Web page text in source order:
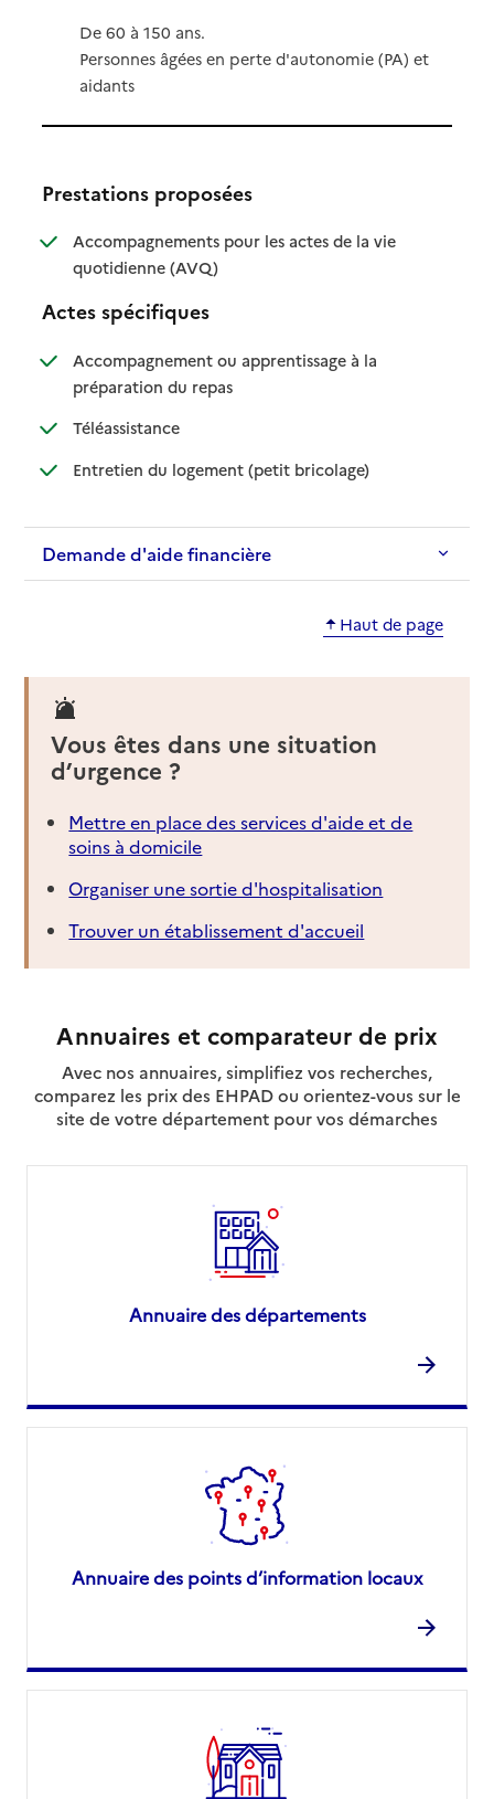
De 60 à 150 ans.
Personnes âgées en perte d'autonomie (PA) et
aidants
Prestations proposées
Accompagnements pour les actes de la vie
quotidienne (AVQ): disponible
: non disponible
Actes spécifiques
Accompagnement ou apprentissage à la
préparation du repas: disponible
: non disponible
Téléassistance: disponible
: non disponible
Entretien du logement (petit bricolage): disponible
: non disponible
Demande d'aide financière
Haut de page
Vous êtes dans une situation
d’urgence ?
Mettre en place des services d'aide et de
soins à domicile
Organiser une sortie d'hospitalisation
Trouver un établissement d'accueil
Annuaires et comparateur de prix
Avec nos annuaires, simplifiez vos recherches,
comparez les prix des EHPAD ou orientez-vous sur le
site de votre département pour vos démarches
Annuaire des départements
Annuaire des points d’information locaux